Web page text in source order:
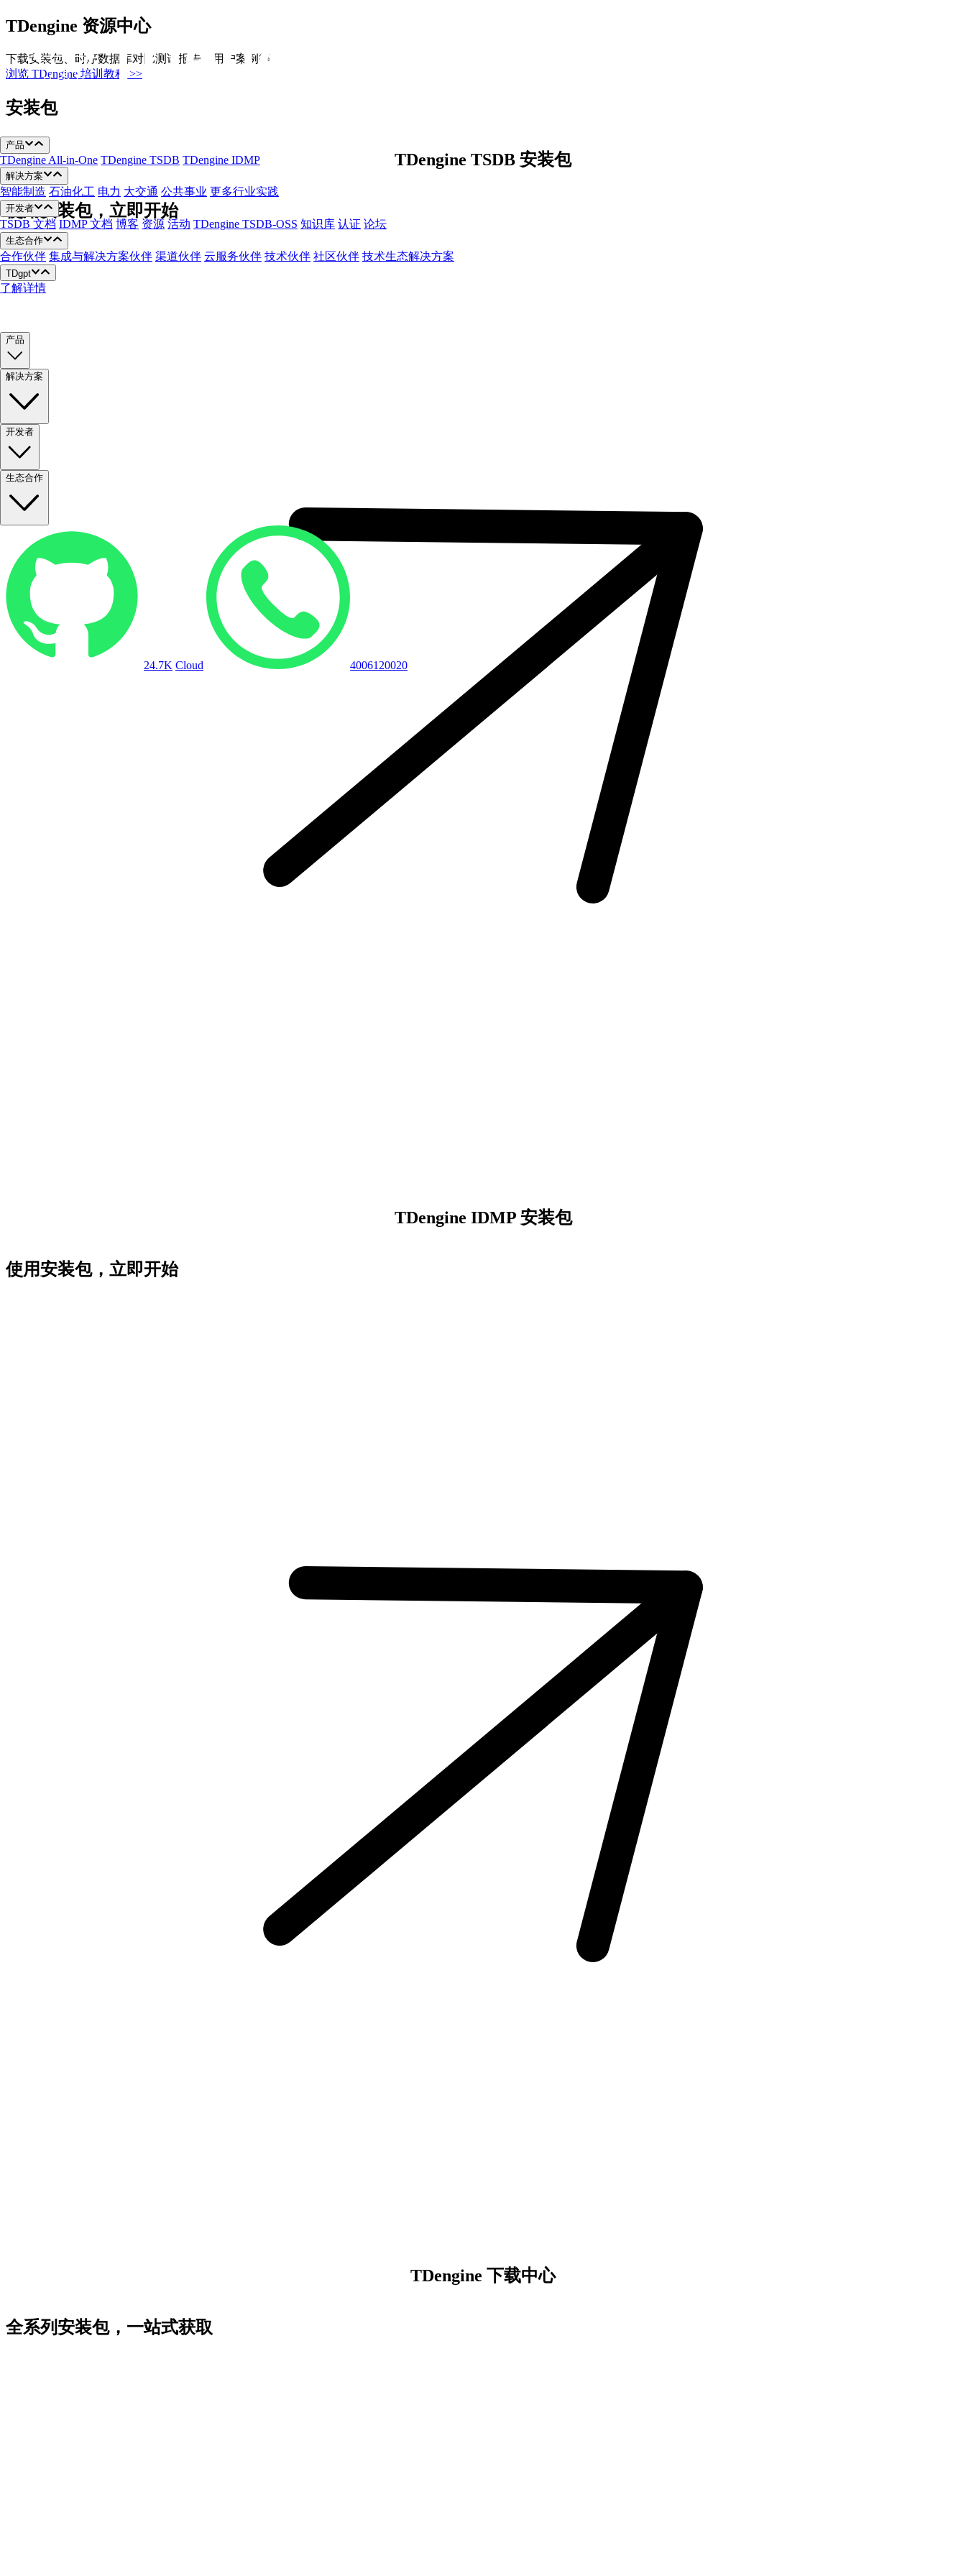
跳
至
容
产品
TDengine All-in-One TDengine TSDB TDengine IDMP
解决方案
智能制造 石油化工 电力 大交通 公共事业 更多行业实践
开发者
TSDB 文档 IDMP 文档 博客 资源 活动 TDengine TSDB-OSS 知识库 认证 论坛
生态合作
合作伙伴 集成与解决方案伙伴 渠道伙伴 云服务伙伴 技术伙伴 社区伙伴 技术生态解决方案
TDgpt
了解详情
产品
解决方案
开发者
生态合作
24.7K Cloud 4006120020
TDengine 资源中心
下载安装包、时序数据库对比测试报告、用户案例等
浏览 TDengine 培训教程 >>
安装包
TDengine TSDB 安装包
使用安装包，立即开始
TDengine IDMP 安装包
使用安装包，立即开始
TDengine 下载中心
全系列安装包，一站式获取